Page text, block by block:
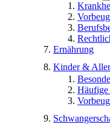
Ernährung
Kinder &